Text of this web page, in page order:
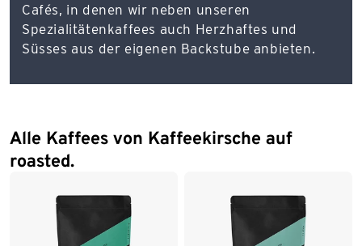
Cafés, in denen wir neben unseren
Spezialitätenkaffees auch Herzhaftes und
Süsses aus der eigenen Backstube anbieten.
Alle Kaffees von Kaffeekirsche auf
roasted.